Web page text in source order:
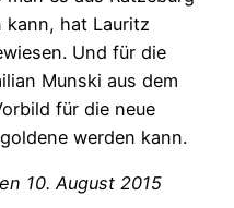
kann, hat Lauritz
Und für die
Munski aus dem
für die neue
werden kann.
10. August 2015